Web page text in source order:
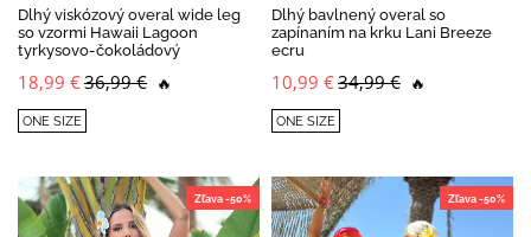
Dlhý viskózový overal wide leg
so vzormi Hawaii Lagoon
tyrkysovo-čokoládový
18,99 €36,99 € 🔥
ONE SIZE
Dlhý bavlnený overal so
zapínaním na krku Lani Breeze
ecru
10,99 €34,99 € 🔥
ONE SIZE
Zľava -50% Zľava -50%